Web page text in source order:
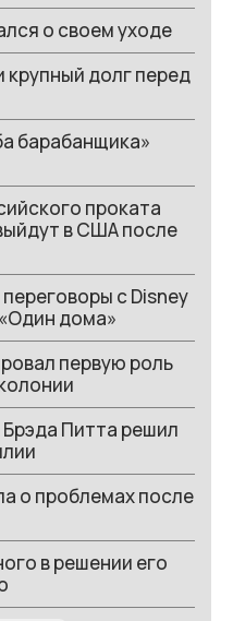
о своем уходе
долг перед
барабанщика»
проката
в США после
с Disney
дома»
первую роль
Питта решил
о проблемах после
в решении его